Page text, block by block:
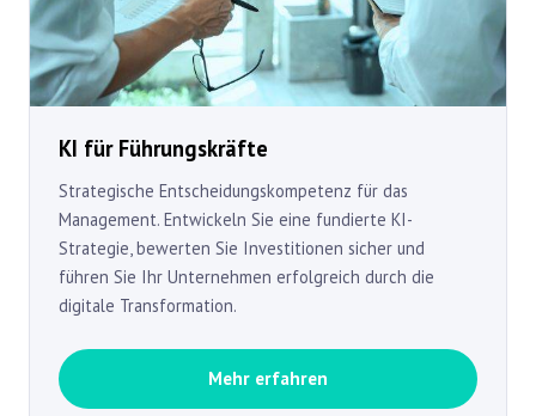
KI für Führungskräfte
Strategische Entscheidungskompetenz für das
Management. Entwickeln Sie eine fundierte KI-
Strategie, bewerten Sie Investitionen sicher und
führen Sie Ihr Unternehmen erfolgreich durch die
digitale Transformation.
Mehr erfahren